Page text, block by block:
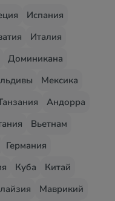
Испания
Италия
Доминикана
Мексика
Андорра
Вьетнам
Германия
Куба
Китай
Маврикий